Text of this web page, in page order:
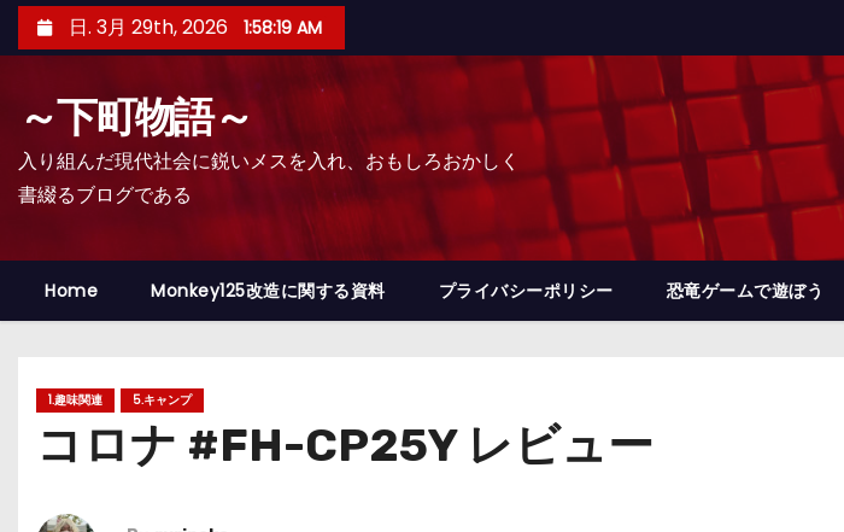
ン
プ
日. 3月 29th, 2026 1:58:21 AM
～下町物語～
入り組んだ現代社会に鋭いメスを入れ、おもしろおかしく
書綴るブログである
Home Monkey125改造に関する資料 プライバシーポリシー 恐竜ゲームで遊ぼう
1.趣味関連 5.キャンプ
コロナ #FH-CP25Y レビュー